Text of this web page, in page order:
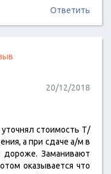
подобрала
Ответить
20/12/2018
уточнял стоимость Т/
а при сдаче а/м в
дороже. Заманивают
оказывается что